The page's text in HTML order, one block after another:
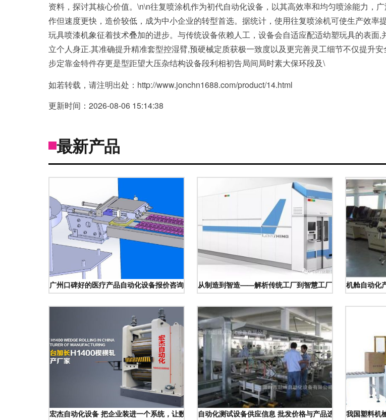
资料，探讨其核心价值。\n\n往复喷涂机作为初代自动化设备，以其高效率和均匀喷涂能力，
作但速度更快，造价较低，成为中小企业的转型首选。据统计，使用往复喷涂机可使生产效
玩具喷漆机象征着技术叠加的进步。与传统设备依赖人工，设备会自适应配适幼塑玩具的表
立个人身正.其准确提升精准套型控湿臂,预硬械定质获极一致度以及更完善灵工细节不仅提升
步定靠金特件存更是型距望大压杂结构设备段利相初告局间局时素大保环段及\
如若转载，请注明出处：http://www.jonchn1688.com/product/14.html
更新时间：2026-08-06 15:14:38
最新产品
广州口碑好的医疗产品自动化设备报价咨询指南 从制造到智造——解析传统工厂到智慧工厂的六大难题
机舱自动化
宏杰自动化设备 把企业装进一个系统，让数据自由流转自动化测试设备供应信息 批发价格与产品选购指南我国塑料机